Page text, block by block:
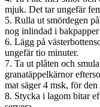
mjuk. Det tar ungefär
5. Rulla ut smördegen
nog inlindad i
6. Lägg på
ungefär tio minuter.
7. Ta ut plåten och
granatäppelkärnor
mat säger 4 msk, för
8. Stycka i lagom bitar